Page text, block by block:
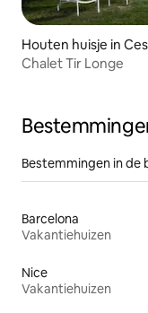
Houten huisje in
Chalet Tir Longe
Bestemmingen in de
Barcelona
Vakantiehuizen
Nice
Vakantiehuizen